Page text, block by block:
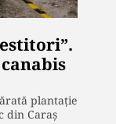
plantație
din Caraș